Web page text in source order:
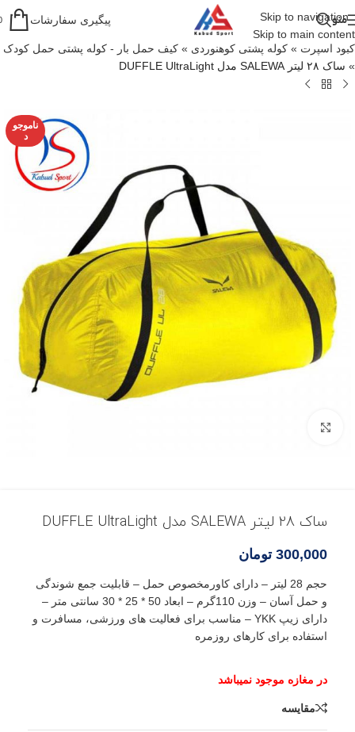
Skip to navigation
Skip to main content
منو پیگیری سفارشات
کبود اسپرت » کوله پشتی کوهنوردی » کیف حمل بار - کوله پشتی حمل کودک
» ساک ۲۸ لیتر SALEWA مدل DUFFLE UltraLight
ناموجو
د
ساک 28 لیتر SALEWA مدل DUFFLE UltraLight
300,000 تومان
حجم 28 لیتر – دارای کاورمخصوص حمل – قابلیت جمع شوندگی
و حمل آسان – وزن 110گرم – ابعاد 50 * 25 * 30 سانتی متر –
دارای زیپ YKK – مناسب برای فعالیت های ورزشی، مسافرت و
استفاده برای کارهای روزمره
مقایسه